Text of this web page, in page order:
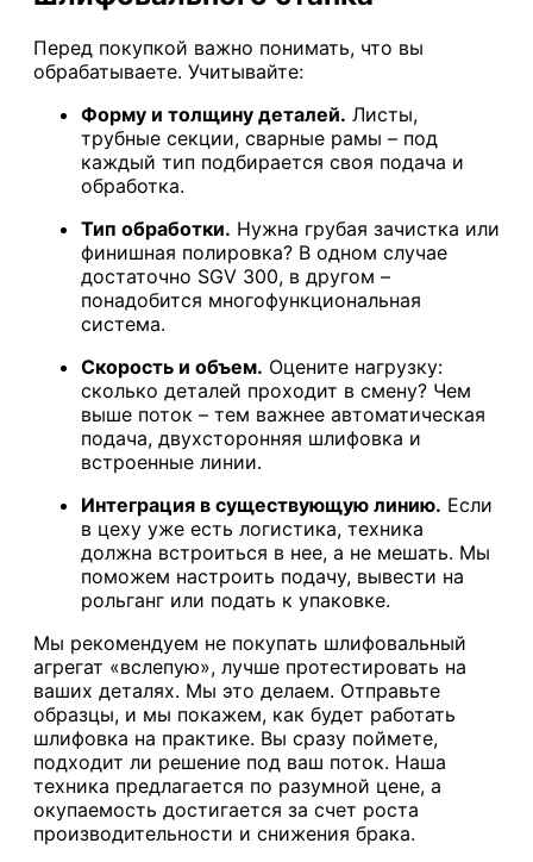
Перед покупкой важно понимать, что вы
обрабатываете. Учитывайте:
Форму и толщину деталей. Листы,
трубные секции, сварные рамы – под
каждый тип подбирается своя подача и
обработка.
Тип обработки. Нужна грубая зачистка или
финишная полировка? В одном случае
достаточно SGV 300, в другом –
понадобится многофункциональная
система.
Скорость и объем. Оцените нагрузку:
сколько деталей проходит в смену? Чем
выше поток – тем важнее автоматическая
подача, двухсторонняя шлифовка и
встроенные линии.
Интеграция в существующую линию. Если
в цеху уже есть логистика, техника
должна встроиться в нее, а не мешать. Мы
поможем настроить подачу, вывести на
рольганг или подать к упаковке.
Мы рекомендуем не покупать шлифовальный
агрегат «вслепую», лучше протестировать на
ваших деталях. Мы это делаем. Отправьте
образцы, и мы покажем, как будет работать
шлифовка на практике. Вы сразу поймете,
подходит ли решение под ваш поток. Наша
техника предлагается по разумной цене, а
окупаемость достигается за счет роста
производительности и снижения брака.